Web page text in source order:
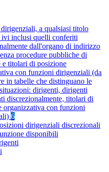
a qualsiasi titolo
inclusi quelli conferiti
dall'organo di indirizzo
procedure pubbliche di
e titolari di posizione
con funzioni dirigenziali (da
in tabelle che distinguano le
dirigenti, dirigenti
discrezionalmente, titolari di
organizzativa con funzioni
6
dirigenziali discrezionali
disponibili